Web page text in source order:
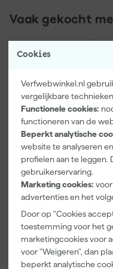
Cookies
Verfwebwinkel.nl
vergelijkbare
Functionele cookies:
functioneren van de
Beperkt analytische
website te analyseren
profielen aan te
gebruikerservaring.
Marketing cookies:
advertenties en het
Door op "Cookies
toestemming voor het
marketingcookies voor
voor "Weigeren", dan
beperkt analytische
Vaak gekocht
Paintura
Lucamax
Washi tape -
50mx24mm
bezorgd
Adviesprijs 6,00
r